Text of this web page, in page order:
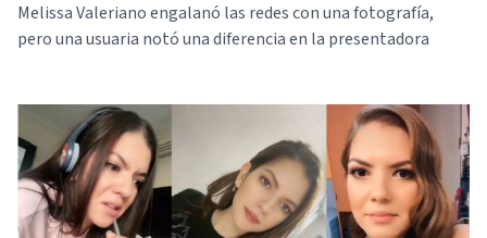
Melissa Valeriano engalanó las redes con una fotografía,
pero una usuaria notó una diferencia en la presentadora